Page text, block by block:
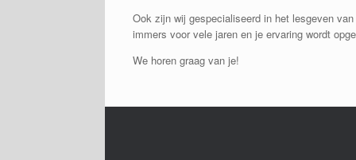
Ook zijn wij gespecialiseerd in het lesgeven
immers voor vele jaren en je ervaring wordt
We horen graag van je!